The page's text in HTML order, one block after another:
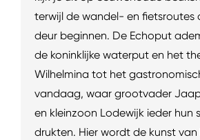
terwijl de wandel- en fietsroutes
deur beginnen. De Echoput
de koninklijke waterput en het
Wilhelmina tot het
vandaag, waar grootvader
en kleinzoon Lodewijk ieder hun
drukten. Hier wordt de kunst